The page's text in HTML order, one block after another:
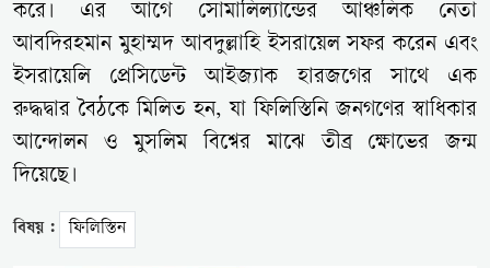
করে। এর আগে সোমালিল্যান্ডের আঞ্চলিক নেতা
আবদিরহমান মুহাম্মদ আবদুল্লাহি ইসরায়েল সফর করেন এবং
ইসরায়েলি প্রেসিডেন্ট আইজ্যাক হারজগের সাথে এক
রুদ্ধদ্বার বৈঠকে মিলিত হন, যা ফিলিস্তিনি জনগণের স্বাধিকার
আন্দোলন ও মুসলিম বিশ্বের মাঝে তীব্র ক্ষোভের জন্ম
দিয়েছে।
বিষয় : ফিলিস্তিন